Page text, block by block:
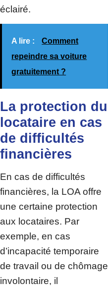
éclairé.
A lire :
Comment
repeindre sa voiture
gratuitement ?
La protection du
locataire en cas
de difficultés
financières
En cas de difficultés
financières, la LOA offre
une certaine protection
aux locataires. Par
exemple, en cas
d’incapacité temporaire
de travail ou de chômage
involontaire, il